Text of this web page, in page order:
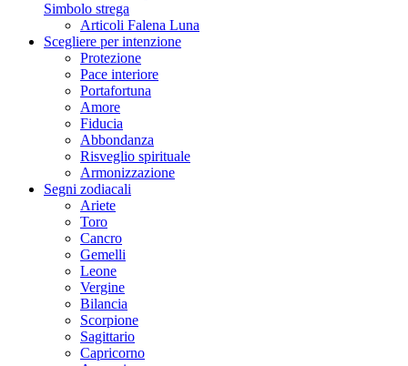
Simbolo strega
Articoli Falena Luna
Scegliere per intenzione
Protezione
Pace interiore
Portafortuna
Amore
Fiducia
Abbondanza
Risveglio spirituale
Armonizzazione
Segni zodiacali
Ariete
Toro
Cancro
Gemelli
Leone
Vergine
Bilancia
Scorpione
Sagittario
Capricorno